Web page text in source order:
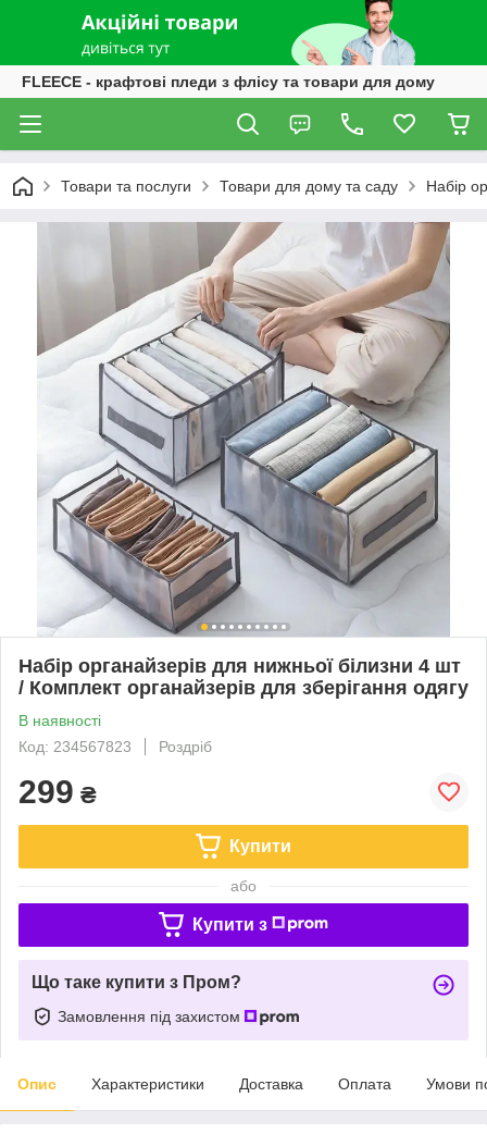
FLEECE - крафтові пледи з флісу та товари для дому
Товари та послуги Товари для дому та саду Набір
Набір органайзерів для нижньої білизни 4 шт
/ Комплект органайзерів для зберігання одягу
В наявності
Код: 234567823
Роздріб
299 ₴
Купити
або
Купити з
Що таке купити з Пром?
Замовлення під захистом
Опис Характеристики Доставка Оплата Умови